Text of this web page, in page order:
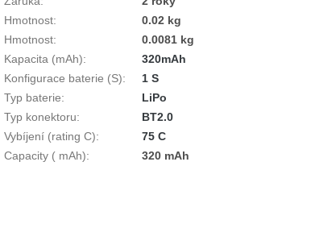
Hmotnost:
0.02 kg
Hmotnost:
0.0081 kg
Kapacita (mAh):
320mAh
Konfigurace baterie (S):
1 S
Typ baterie:
LiPo
Typ konektoru:
BT2.0
Vybíjení (rating C):
75 C
Capacity ( mAh): 320 mAh